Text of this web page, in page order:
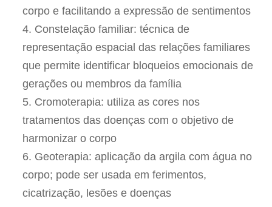
corpo e facilitando a expressão de sentimentos
Constelação familiar: técnica de
representação espacial das relações familiares
que permite identificar bloqueios emocionais de
gerações ou membros da família
Cromoterapia: utiliza as cores nos
tratamentos das doenças com o objetivo de
harmonizar o corpo
Geoterapia: aplicação da argila com água no
corpo; pode ser usada em ferimentos,
cicatrização, lesões e doenças